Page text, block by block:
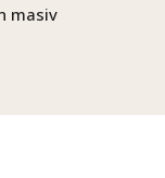
masiv